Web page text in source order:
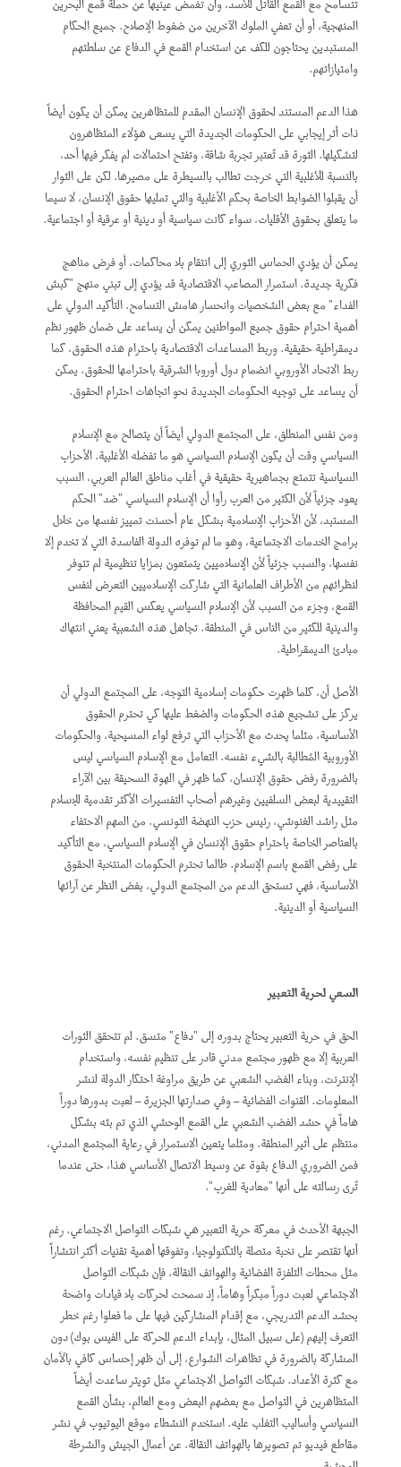
تتسامح مع القمع القاتل للأسد، وأن تغمض عينيها عن حملة قمع البحرين
المنهجية، أو أن تعفي الملوك الآخرين من ضغوط الإصلاح. جميع الحكام
المستبدين يحتاجون للكف عن استخدام القمع في الدفاع عن سلطتهم
وامتيازاتهم.
هذا الدعم المستند لحقوق الإنسان المقدم للمتظاهرين يمكن أن يكون أيضاً
ذات أثر إيجابي على الحكومات الجديدة التي يسعى هؤلاء المتظاهرون
لتشكيلها. الثورة قد تُعتبر تجربة شاقة، وتفتح احتمالات لم يفكر فيها أحد،
بالنسبة للأغلبية التي خرجت تطالب بالسيطرة على مصيرها. لكن على الثوار
أن يقبلوا الضوابط الخاصة بحكم الأغلبية والتي تمليها حقوق الإنسان، لا سيما
ما يتعلق بحقوق الأقليات، سواء كانت سياسية أو دينية أو عرقية أو اجتماعية.
يمكن أن يؤدي الحماس الثوري إلى انتقام بلا محاكمات، أو فرض مناهج
فكرية جديدة. استمرار المصاعب الاقتصادية قد يؤدي إلى تبني منهج "كبش
الفداء" مع بعض الشخصيات وانحسار هامش التسامح. التأكيد الدولي على
أهمية احترام حقوق جميع المواطنين يمكن أن يساعد على ضمان ظهور نظم
ديمقراطية حقيقية. وربط المساعدات الاقتصادية باحترام هذه الحقوق، كما
ربط الاتحاد الأوروبي انضمام دول أوروبا الشرقية باحترامها للحقوق، يمكن
أن يساعد على توجيه الحكومات الجديدة نحو اتجاهات احترام الحقوق.
ومن نفس المنطلق، على المجتمع الدولي أيضاً أن يتصالح مع الإسلام
السياسي وقت أن يكون الإسلام السياسي هو ما تفضله الأغلبية. الأحزاب
السياسية تتمتع بجماهيرية حقيقية في أغلب مناطق العالم العربي، السبب
يعود جزئياً لأن الكثير من العرب رأوا أن الإسلام السياسي "ضد" الحكم
المستبد، لأن الأحزاب الإسلامية بشكل عام أحسنت تمييز نفسها من خلال
برامج الخدمات الاجتماعية، وهو ما لم توفره الدولة الفاسدة التي لا تخدم إلا
نفسها، والسبب جزئياً لأن الإسلاميين يتمتعون بمزايا تنظيمية لم تتوفر
لنظرائهم من الأطراف العلمانية التي شاركت الإسلاميين التعرض لنفس
القمع، وجزء من السبب لأن الإسلام السياسي يعكس القيم المحافظة
والدينية للكثير من الناس في المنطقة. تجاهل هذه الشعبية يعني انتهاك
مبادئ الديمقراطية.
الأصل أن، كلما ظهرت حكومات إسلامية التوجه، على المجتمع الدولي أن
يركز على تشجيع هذه الحكومات والضغط عليها كي تحترم الحقوق
الأساسية، مثلما يحدث مع الأحزاب التي ترفع لواء المسيحية، والحكومات
الأوروبية المُطالبة بالشيء نفسه. التعامل مع الإسلام السياسي ليس
بالضرورة رفض حقوق الإنسان، كما ظهر في الهوة السحيقة بين الآراء
التقييدية لبعض السلفيين وغيرهم أصحاب التفسيرات الأكثر تقدمية للإسلام
مثل راشد الغنوشي، رئيس حزب النهضة التونسي. من المهم الاحتفاء
بالعناصر الخاصة باحترام حقوق الإنسان في الإسلام السياسي، مع التأكيد
على رفض القمع باسم الإسلام. طالما تحترم الحكومات المنتخبة الحقوق
الأساسية، فهي تستحق الدعم من المجتمع الدولي، بغض النظر عن آرائها
السياسية أو الدينية.
السعي لحرية التعبير
الحق في حرية التعبير يحتاج بدوره إلى "دفاع" متسق. لم تتحقق الثورات
العربية إلا مع ظهور مجتمع مدني قادر على تنظيم نفسه، واستخدام
الإنترنت، وبناء الغضب الشعبي عن طريق مراوغة احتكار الدولة لنشر
المعلومات. القنوات الفضائية – وفي صدارتها الجزيرة – لعبت بدورها دوراً
هاماً في حشد الغضب الشعبي على القمع الوحشي الذي تم بثه بشكل
منتظم على أثير المنطقة. ومثلما يتعين الاستمرار في رعاية المجتمع المدني،
فمن الضروري الدفاع بقوة عن وسيط الاتصال الأساسي هذا، حتى عندما
تُرى رسالته على أنها "معادية للغرب".
الجبهة الأحدث في معركة حرية التعبير هي شبكات التواصل الاجتماعي. رغم
أنها تقتصر على نخبة متصلة بالتكنولوجيا، وتفوقها أهمية تقنيات أكثر انتشاراً
مثل محطات التلفزة الفضائية والهواتف النقالة، فإن شبكات التواصل
الاجتماعي لعبت دوراً مبكراً وهاماً، إذ سمحت لحركات بلا قيادات واضحة
بحشد الدعم التدريجي، مع إقدام المشاركين فيها على ما فعلوا رغم خطر
التعرف إليهم (على سبيل المثال، بإبداء الدعم للحركة على الفيس بوك) دون
المشاركة بالضرورة في تظاهرات الشوارع، إلى أن ظهر إحساس كافي بالأمان
مع كثرة الأعداد. شبكات التواصل الاجتماعي مثل تويتر ساعدت أيضاً
المتظاهرين في التواصل مع بعضهم البعض ومع العالم، بشأن القمع
السياسي وأساليب التغلب عليه. استخدم النشطاء موقع اليوتيوب في نشر
مقاطع فيديو تم تصويرها بالهواتف النقالة، عن أعمال الجيش والشرطة